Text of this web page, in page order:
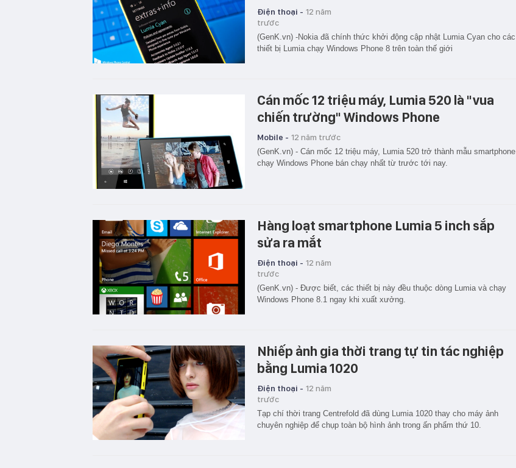
Điện thoại - 12 năm
trước
(GenK.vn) -Nokia đã chính thức khởi động cập nhật Lumia Cyan cho các
thiết bị Lumia chạy Windows Phone 8 trên toàn thế giới
Cán mốc 12 triệu máy, Lumia 520 là "vua
chiến trường" Windows Phone
Mobile - 12 năm trước
(GenK.vn) - Cán mốc 12 triệu máy, Lumia 520 trở thành mẫu smartphone
chạy Windows Phone bán chạy nhất từ trước tới nay.
Hàng loạt smartphone Lumia 5 inch sắp
sửa ra mắt
Điện thoại - 12 năm
trước
(GenK.vn) - Được biết, các thiết bị này đều thuộc dòng Lumia và chạy
Windows Phone 8.1 ngay khi xuất xưởng.
Nhiếp ảnh gia thời trang tự tin tác nghiệp
bằng Lumia 1020
Điện thoại - 12 năm
trước
Tạp chí thời trang Centrefold đã dùng Lumia 1020 thay cho máy ảnh
chuyên nghiệp để chụp toàn bộ hình ảnh trong ấn phẩm thứ 10.